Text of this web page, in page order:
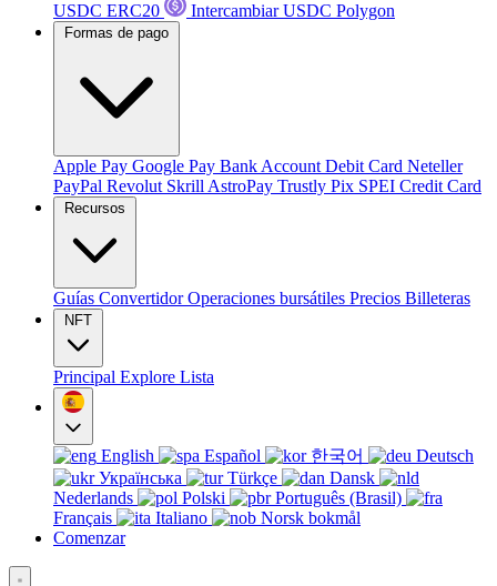
USDC ERC20
Intercambiar USDC Polygon
Formas de pago
Apple Pay Google Pay Bank Account Debit Card Neteller
PayPal Revolut Skrill AstroPay Trustly Pix SPEI Credit Card
Recursos
Guías ConvertidorOperaciones bursátiles Precios Billeteras
NFT
Principal Explore Lista
English Español 한국어
Deutsch
Українська
Türkçe
Dansk
Nederlands
Polski
Português (Brasil)
Français
Italiano
Norsk bokmål
Comenzar